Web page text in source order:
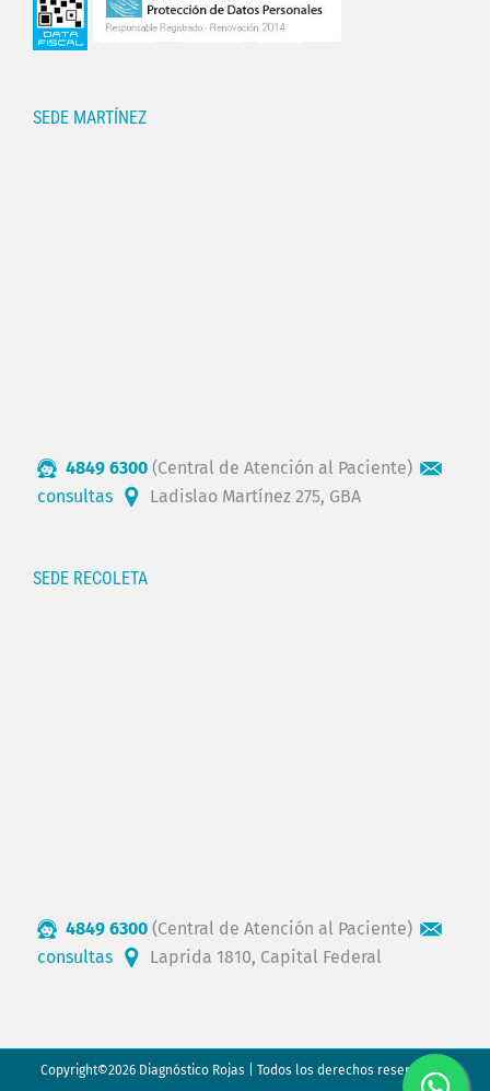
SEDE MARTÍNEZ
4849 6300 (Central de Atención al Paciente)
consultas
Ladislao Martínez 275, GBA
SEDE RECOLETA
4849 6300 (Central de Atención al Paciente)
consultas
Laprida 1810, Capital Federal
Copyright©2026 Diagnóstico Rojas | Todos los derechos reservados.